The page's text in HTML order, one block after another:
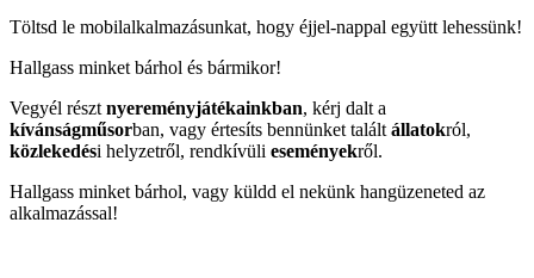
Töltsd le mobilalkalmazásunkat, hogy éjjel-nappal együtt lehessünk!
Hallgass minket bárhol és bármikor!
Vegyél részt nyereményjátékainkban, kérj dalt a
kívánságműsorban, vagy értesíts bennünket talált állatokról,
közlekedési helyzetről, rendkívüli eseményekről.
Hallgass minket bárhol, vagy küldd el nekünk hangüzeneted az
alkalmazással!